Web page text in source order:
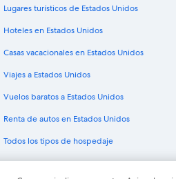
Lugares turísticos de Estados Unidos
Hoteles en Estados Unidos
Casas vacacionales en Estados Unidos
Viajes a Estados Unidos
Vuelos baratos a Estados Unidos
Renta de autos en Estados Unidos
Todos los tipos de hospedaje